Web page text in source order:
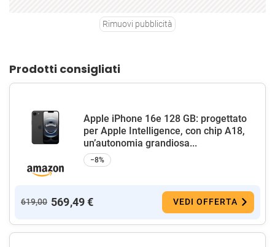
Rimuovi pubblicità
Prodotti consigliati
Apple iPhone 16e 128 GB: progettato
per Apple Intelligence, con chip A18,
un’autonomia grandiosa...
−8%
619,00 569,49 € VEDI OFFERTA